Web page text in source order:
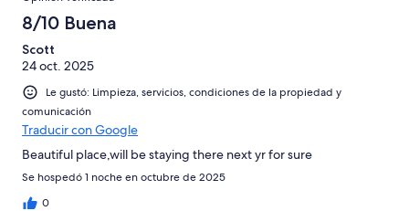
8/10 Buena
Scott
24 oct. 2025
Le gustó: Limpieza, servicios, condiciones de la propiedad y
comunicación
Traducir con Google
Beautiful place,will be staying there next yr for sure
Se hospedó 1 noche en octubre de 2025
0